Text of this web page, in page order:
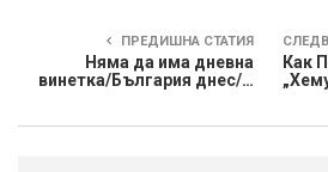
ПРЕДИШНА СТАТИЯ
Няма да има дневна
винетка/България днес/…
Как